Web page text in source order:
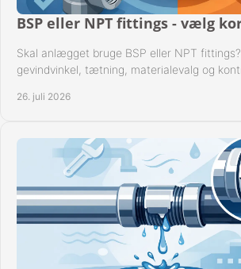
BSP eller NPT fittings - vælg
Skal anlægget bruge BSP eller NPT
gevindvinkel, tætning, materialevalg og
26. juli 2026